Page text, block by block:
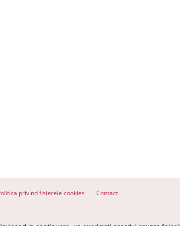
privind fisierele cookies Contact